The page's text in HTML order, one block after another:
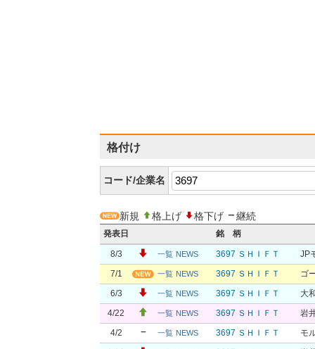
格付け
コード/企業名
新規 格上げ 格下げ
継続
発表日
銘 柄
8/3 一覧 NEWS 3697 ＳＨＩＦＴ JP
7/1
一覧 NEWS 3697 ＳＨＩＦＴ ゴ
6/3
一覧 NEWS 3697 ＳＨＩＦＴ 大
4/22
一覧 NEWS 3697 ＳＨＩＦＴ 岩
4/2
一覧 NEWS 3697 ＳＨＩＦＴ モ